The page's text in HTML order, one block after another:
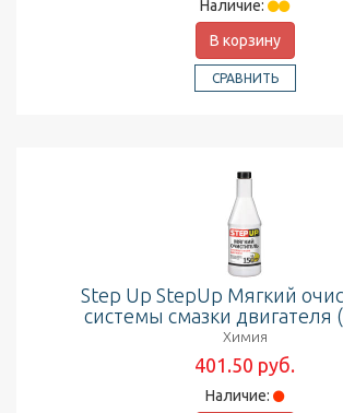
Наличие:
В корзину
СРАВНИТЬ
Step Up StepUp Мягкий
системы смазки двигателя
Химия
401.50 руб.
Наличие: